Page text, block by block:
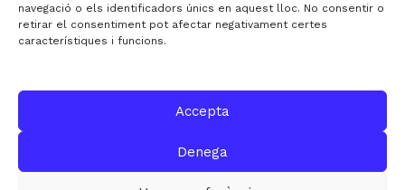
navegació o els identificadors únics en aquest lloc. No consentir o
retirar el consentiment pot afectar negativament certes
característiques i funcions.
Accepta
Denega
08012 de Barcelona